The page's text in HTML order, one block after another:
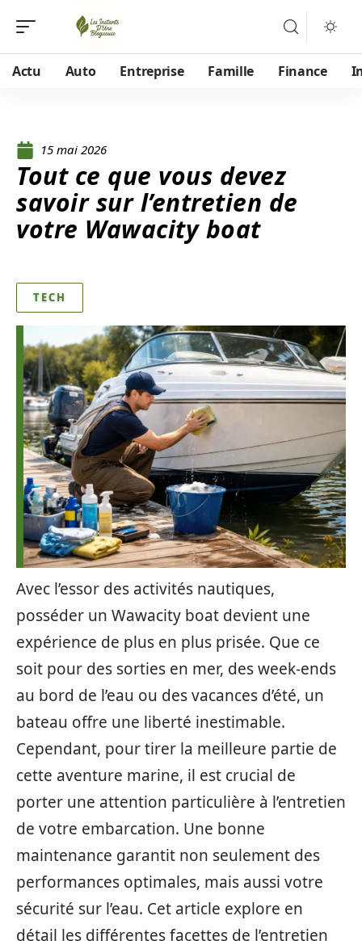
Actu Auto Entreprise Famille Finance
15 mai 2026
Tout ce que vous devez
savoir sur l’entretien de
votre Wawacity boat
TECH
Avec l’essor des activités nautiques,
posséder un Wawacity boat devient une
expérience de plus en plus prisée. Que ce
soit pour des sorties en mer, des week-ends
au bord de l’eau ou des vacances d’été, un
bateau offre une liberté inestimable.
Cependant, pour tirer la meilleure partie de
cette aventure marine, il est crucial de
porter une attention particulière à l’entretien
de votre embarcation. Une bonne
maintenance garantit non seulement des
performances optimales, mais aussi votre
sécurité sur l’eau. Cet article explore en
détail les différentes facettes de l’entretien